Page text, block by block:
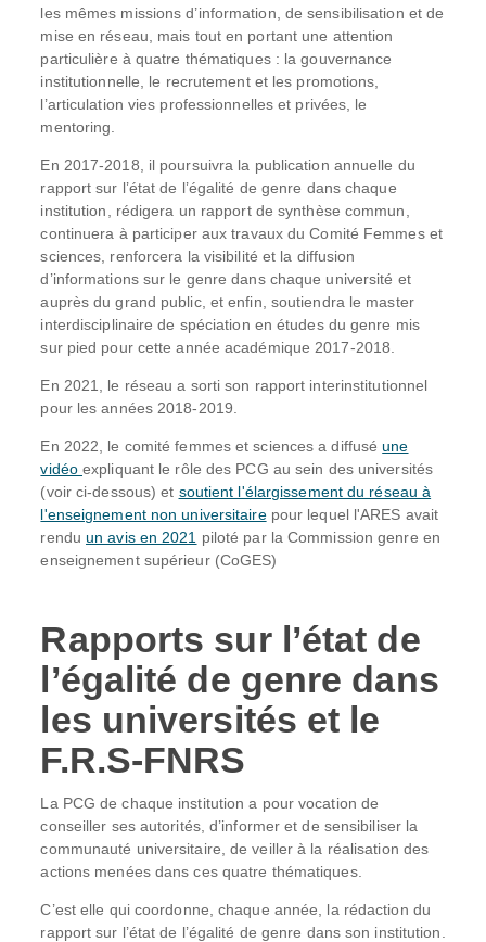
les mêmes missions d’information, de sensibilisation et de
mise en réseau, mais tout en portant une attention
particulière à quatre thématiques : la gouvernance
institutionnelle, le recrutement et les promotions,
l’articulation vies professionnelles et privées, le
mentoring.
En 2017-2018, il poursuivra la publication annuelle du
rapport sur l’état de l’égalité de genre dans chaque
institution, rédigera un rapport de synthèse commun,
continuera à participer aux travaux du Comité Femmes et
sciences, renforcera la visibilité et la diffusion
d’informations sur le genre dans chaque université et
auprès du grand public, et enfin, soutiendra le master
interdisciplinaire de spéciation en études du genre mis
sur pied pour cette année académique 2017-2018.
En 2021, le réseau a sorti son rapport interinstitutionnel
pour les années 2018-2019.
En 2022, le comité femmes et sciences a diffuséune
vidéoexpliquant le rôle des PCG au sein des universités
(voir ci-dessous) et soutient l'élargissement du réseau à
l'enseignement non universitairepour lequel l'ARES avait
renduun avis en 2021 piloté par la Commission genre en
enseignement supérieur (CoGES)
Rapports sur l’état de
l’égalité de genre dans
les universités et le
F.R.S-FNRS
La PCG de chaque institution a pour vocation de
conseiller ses autorités, d’informer et de sensibiliser la
communauté universitaire, de veiller à la réalisation des
actions menées dans ces quatre thématiques.
C’est elle qui coordonne, chaque année, la rédaction du
rapport sur l’état de l’égalité de genre dans son institution.